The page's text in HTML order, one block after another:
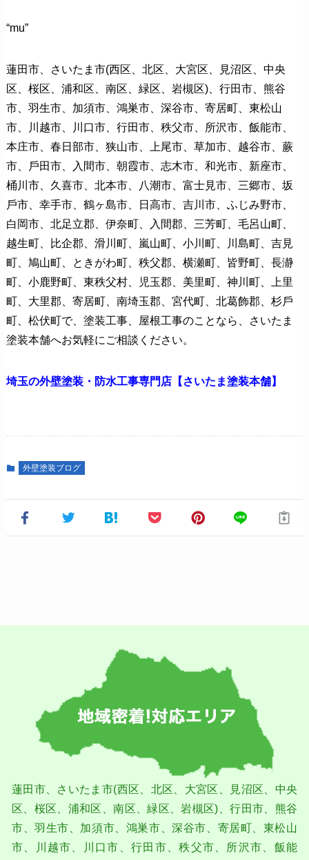
“mu”
蓮⽥市、さいたま市(⻄区、北区、⼤宮区、⾒沼区、中央
区、桜区、浦和区、南区、緑区、岩槻区)、⾏⽥市、熊⾕
市、⽻⽣市、加須市、鴻巣市、深⾕市、寄居町、東松⼭
市、川越市、川⼝市、⾏⽥市、秩⽗市、所沢市、飯能市、
本庄市、春⽇部市、狭⼭市、上尾市、草加市、越⾕市、蕨
市、⼾⽥市、⼊間市、朝霞市、志木市、和光市、新座市、
桶川市、久喜市、北本市、⼋潮市、富士⾒市、三郷市、坂
⼾市、幸手市、鶴ヶ島市、⽇⾼市、吉川市、ふじみ野市、
⽩岡市、北足⽴郡、伊奈町、⼊間郡、三芳町、⽑呂⼭町、
越⽣町、⽐企郡、滑川町、嵐⼭町、⼩川町、川島町、吉⾒
町、鳩⼭町、ときがわ町、秩⽗郡、横瀬町、皆野町、⻑瀞
町、⼩⿅野町、東秩⽗村、児⽟郡、美⾥町、神川町、上⾥
町、⼤⾥郡、寄居町、南埼⽟郡、宮代町、北葛飾郡、杉⼾
町、松伏町で、塗装工事、屋根工事のことなら、さいたま
塗装本舗へお気軽にご相談ください。
埼玉の外壁塗装・防水工事専門店【さいたま塗装本舗】
外壁塗装ブログ
蓮⽥市、さいたま市(⻄区、北区、⼤宮区、⾒沼区、中央
区、桜区、浦和区、南区、緑区、岩槻区)、⾏⽥市、熊⾕
市、⽻⽣市、加須市、鴻巣市、深⾕市、寄居町、東松⼭
市、川越市、川⼝市、⾏⽥市、秩⽗市、所沢市、飯能